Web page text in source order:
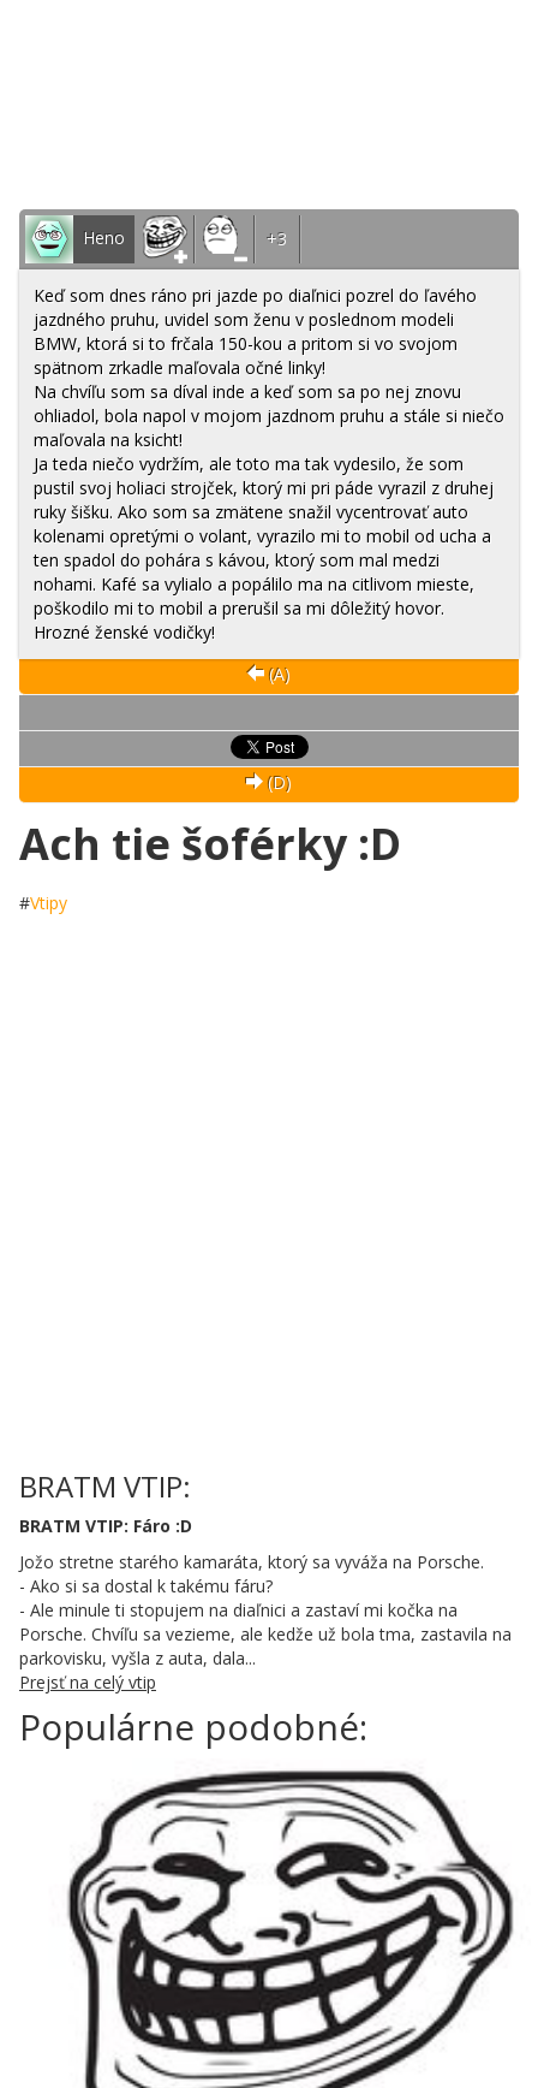
Heno +3
Keď som dnes ráno pri jazde po diaľnici pozrel do ľavého
jazdného pruhu, uvidel som ženu v poslednom modeli
BMW, ktorá si to frčala 150-kou a pritom si vo svojom
spätnom zrkadle maľovala očné linky!
Na chvíľu som sa díval inde a keď som sa po nej znovu
ohliadol, bola napol v mojom jazdnom pruhu a stále si niečo
maľovala na ksicht!
Ja teda niečo vydržím, ale toto ma tak vydesilo, že som
pustil svoj holiaci strojček, ktorý mi pri páde vyrazil z druhej
ruky šišku. Ako som sa zmätene snažil vycentrovať auto
kolenami opretými o volant, vyrazilo mi to mobil od ucha a
ten spadol do pohára s kávou, ktorý som mal medzi
nohami. Kafé sa vylialo a popálilo ma na citlivom mieste,
poškodilo mi to mobil a prerušil sa mi dôležitý hovor.
Hrozné ženské vodičky!
(A)
(D)
Ach tie šoférky :D
#Vtipy
BRATM VTIP:
BRATM VTIP: Fáro :D
Jožo stretne starého kamaráta, ktorý sa vyváža na Porsche.
- Ako si sa dostal k takému fáru?
- Ale minule ti stopujem na diaľnici a zastaví mi kočka na
Porsche. Chvíľu sa vezieme, ale kedže už bola tma, zastavila na
parkovisku, vyšla z auta, dala...
Prejsť na celý vtip
Populárne podobné: